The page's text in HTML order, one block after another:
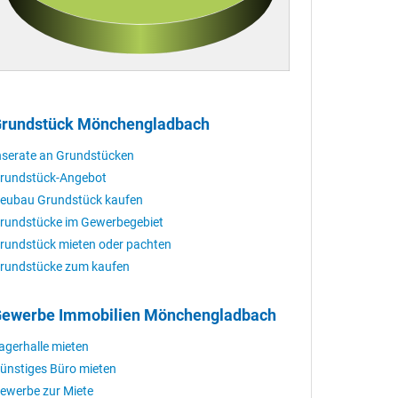
Mönchengladbach
an Grundstücken
Angebot
Grundstück kaufen
im Gewerbegebiet
mieten oder pachten
zum kaufen
Immobilien Mönchengladbach
mieten
Büro mieten
zur Miete